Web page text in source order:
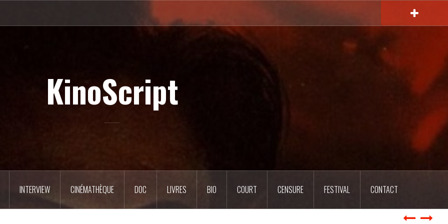
KinoScript
INTERVIEW CINÉMATHÈQUE DOC LIVRES BIO COURT CENSURE FESTIVAL CONTACT